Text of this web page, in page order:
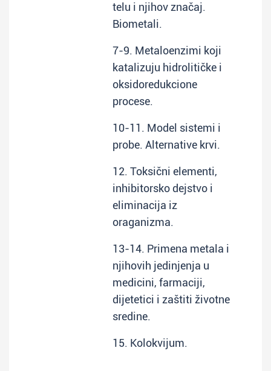
telu i njihov značaj.
Biometali.
7-9. Metaloenzimi koji
katalizuju hidrolitičke i
oksido­redukcione
procese.
10-11. Model sistemi i
probe. Alternative krvi.
12. Toksični elementi,
inhibitorsko dejstvo i
eliminacija iz
oraganizma.
13-14. Primena metala i
njihovih jedinjenja u
medicini, farmaciji,
dijetetici i zaštiti životne
sredine.
15. Kolokvijum.